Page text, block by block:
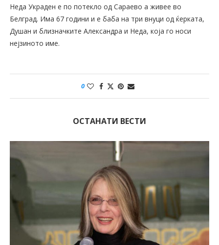
Неда Украден е по потекло од Сараево а живее во
Белград. Има 67 години и е баба на три внуци од ќерката,
Душан и близначките Александра и Неда, која го носи
нејзиното име.
0
ОСТАНАТИ ВЕСТИ